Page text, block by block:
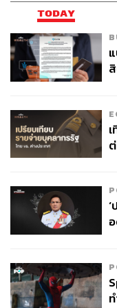
TODAY